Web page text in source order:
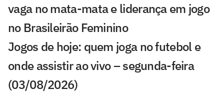
vaga no mata-mata e liderança em jogo
no Brasileirão Feminino
Jogos de hoje: quem joga no futebol e
onde assistir ao vivo – segunda-feira
(03/08/2026)